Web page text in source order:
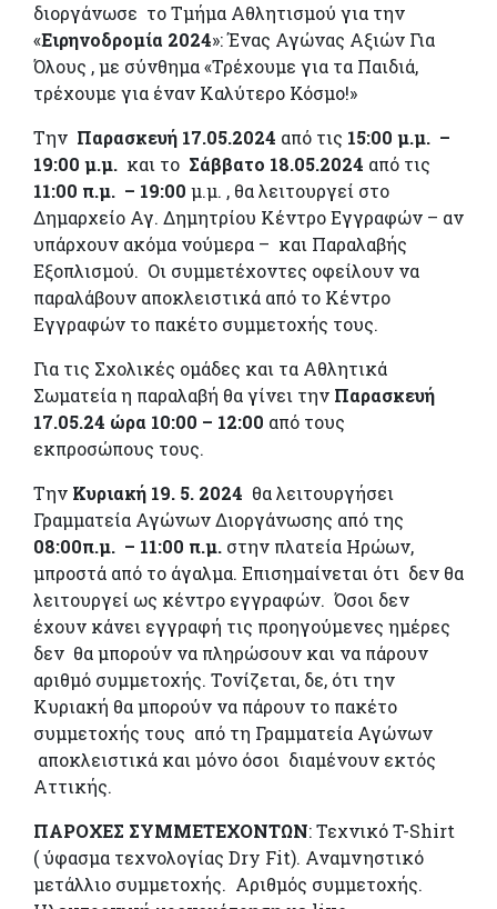
διοργάνωσε το Τμήμα Αθλητισμού για την
«Ειρηνοδρομία 2024»: Ένας Αγώνας Αξιών Για
Όλους , με σύνθημα «Τρέχουμε για τα Παιδιά,
τρέχουμε για έναν Καλύτερο Κόσμο!»
Την Παρασκευή 17.05.2024 από τις 15:00 μ.μ. –
19:00 μ.μ. και το Σάββατο 18.05.2024 από τις
11:00 π.μ. – 19:00 μ.μ. , θα λειτουργεί στο
Δημαρχείο Αγ. Δημητρίου Κέντρο Εγγραφών – αν
υπάρχουν ακόμα νούμερα – και Παραλαβής
Εξοπλισμού. Οι συμμετέχοντες οφείλουν να
παραλάβουν αποκλειστικά από το Κέντρο
Εγγραφών το πακέτο συμμετοχής τους.
Για τις Σχολικές ομάδες και τα Αθλητικά
Σωματεία η παραλαβή θα γίνει την Παρασκευή
17.05.24 ώρα 10:00 – 12:00 από τους
εκπροσώπους τους.
Την Κυριακή 19. 5. 2024 θα λειτουργήσει
Γραμματεία Αγώνων Διοργάνωσης από της
08:00π.μ. – 11:00 π.μ. στην πλατεία Ηρώων,
μπροστά από το άγαλμα. Επισημαίνεται ότι δεν θα
λειτουργεί ως κέντρο εγγραφών. Όσοι δεν
έχουν κάνει εγγραφή τις προηγούμενες ημέρες
δεν θα μπορούν να πληρώσουν και να πάρουν
αριθμό συμμετοχής. Τονίζεται, δε, ότι την
Κυριακή θα μπορούν να πάρουν το πακέτο
συμμετοχής τους από τη Γραμματεία Αγώνων
αποκλειστικά και μόνο όσοι διαμένουν εκτός
Αττικής.
ΠΑΡΟΧΕΣ ΣΥΜΜΕΤΕΧΟΝΤΩΝ: Τεχνικό T-Shirt
( ύφασμα τεχνολογίας Dry Fit). Αναμνηστικό
μετάλλιο συμμετοχής. Αριθμός συμμετοχής.